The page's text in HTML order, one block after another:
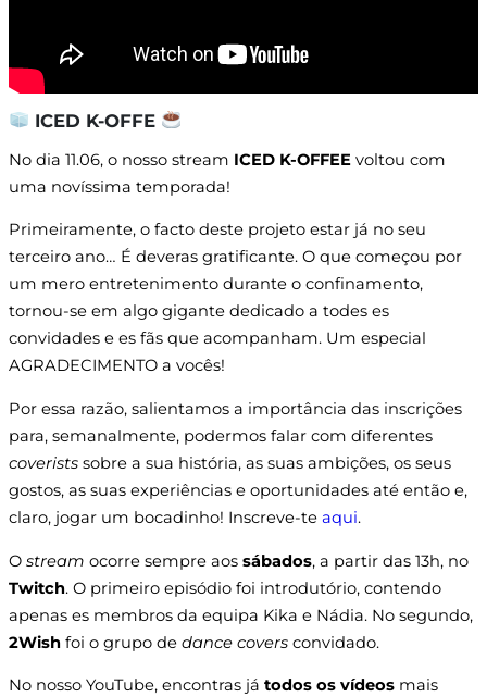
ICED K-OFFE
No dia 11.06, o nosso stream ICED K-OFFEE voltou com
uma novíssima temporada!
Primeiramente, o facto deste projeto estar já no seu
terceiro ano… É deveras gratificante. O que começou por
um mero entretenimento durante o confinamento,
tornou-se em algo gigante dedicado a todes es
convidades e es fãs que acompanham. Um especial
AGRADECIMENTO a vocês!
Por essa razão, salientamos a importância das inscrições
para, semanalmente, podermos falar com diferentes
coverists sobre a sua história, as suas ambições, os seus
gostos, as suas experiências e oportunidades até então e,
claro, jogar um bocadinho! Inscreve-te aqui.
O stream ocorre sempre aos sábados, a partir das 13h, no
Twitch. O primeiro episódio foi introdutório, contendo
apenas es membros da equipa Kika e Nádia. No segundo,
2Wish foi o grupo de dance covers convidado.
No nosso YouTube, encontras já todos os vídeos mais